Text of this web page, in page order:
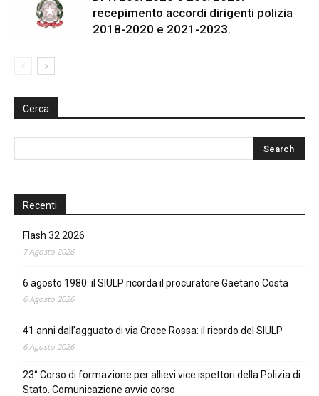
recepimento accordi dirigenti polizia
2018-2020 e 2021-2023.
Cerca
Recenti
Flash 32 2026
7 Agosto 2026
6 agosto 1980: il SIULP ricorda il procuratore Gaetano Costa
6 Agosto 2026
41 anni dall’agguato di via Croce Rossa: il ricordo del SIULP
6 Agosto 2026
23° Corso di formazione per allievi vice ispettori della Polizia di
Stato. Comunicazione avvio corso